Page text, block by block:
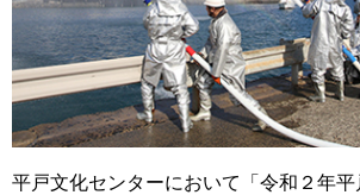
平戸文化センターにおいて「令和２年平